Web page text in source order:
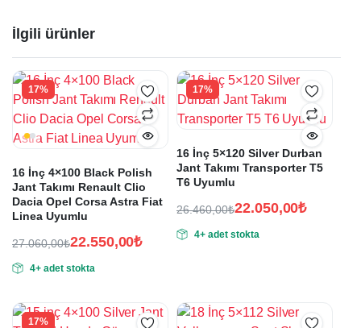
İlgili ürünler
17%
16 İnç 4×100 Black Polish
Jant Takımı Renault Clio
Dacia Opel Corsa Astra Fiat
Linea Uyumlu
27.060,00₺
fiyat:
22.550,00₺
andaki
22.550,00₺.
4+ adet stokta
17%
16 İnç 5×120 Silver Durban
Jant Takımı Transporter T5
T6 Uyumlu
26.460,00₺
fiyat:
22.050,00₺
andaki
4+ adet stokta
17%